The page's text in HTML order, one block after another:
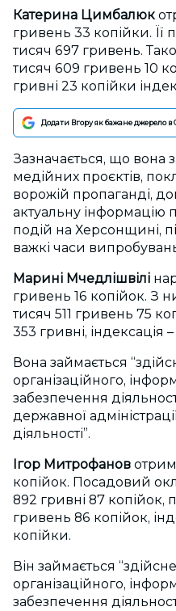
Катерина Цимбалюк
гривень 33 копійки.
тисяч 697 гривень.
тисяч 609 гривень 10
гривні 23 копійки
Додати Вгору як бажане джерело в
Зазначається, що вона
медійних проєктів,
ворожій пропаганді,
актуальну інформацію
подій на Херсонщині,
важкі часи
Марині Мчедлішвілі
гривень 16 копійок. З
тисяч 511 гривень 75
353 гривні, індексація
Вона займається
організаційного,
забезпечення
державної
діяльності”.
Ігор Митрофанов
копійок. Посадовий
892 гривні 87 копійок,
гривень 86 копійок,
копійки.
Він займається
організаційного,
забезпечення